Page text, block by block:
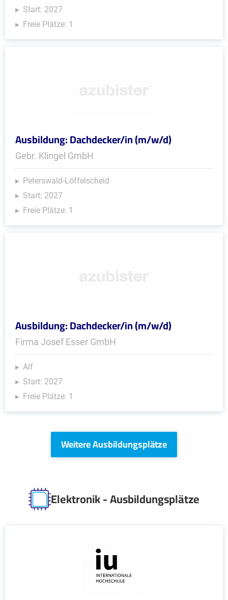
Start: 2027
Freie Plätze: 1
Ausbildung: Dachdecker/in (m/w/d)
Gebr. Klingel GmbH
Peterswald-Löffelscheid
Start: 2027
Freie Plätze: 1
Ausbildung: Dachdecker/in (m/w/d)
Firma Josef Esser GmbH
Alf
Start: 2027
Freie Plätze: 1
Weitere Ausbildungsplätze
Elektronik - Ausbildungsplätze